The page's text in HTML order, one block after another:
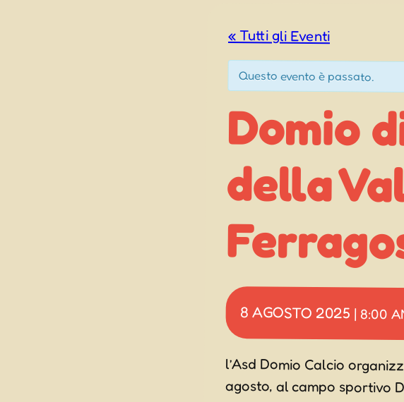
« Tutti gli Eventi
Questo evento è passato.
Domio
della
8 AGOSTO 2025 | 8:00
l’Asd Domio Calcio
agosto, al campo sportivo
musica, balli, divertimento,